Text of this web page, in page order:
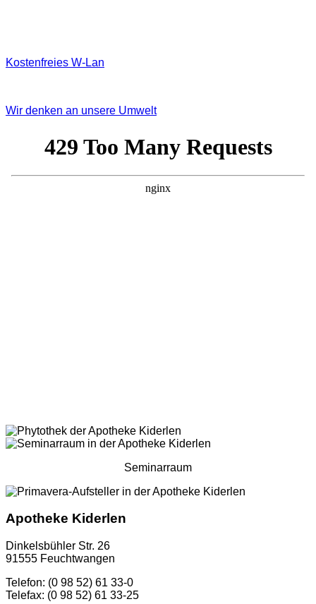
Kostenfreies W‐Lan
Wir denken an unsere Umwelt
Seminarraum
Apotheke Kiderlen
Dinkelsbühler Str. 26
91555 Feuchtwangen
Telefon: (0 98 52) 61 33-0
Telefax: (0 98 52) 61 33-25